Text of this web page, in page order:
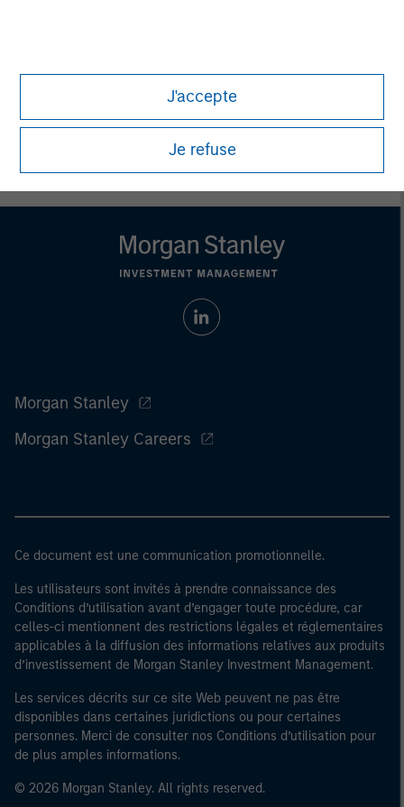
J'accepte
Je refuse
Morgan Stanley
Morgan Stanley Careers
Ce document est une communication promotionnelle.
Les utilisateurs sont invités à prendre connaissance des
Conditions d’utilisation avant d’engager toute procédure, car
celles-ci mentionnent des restrictions légales et réglementaires
applicables à la diffusion des informations relatives aux produits
d’investissement de Morgan Stanley Investment Management.
Les services décrits sur ce site Web peuvent ne pas être
disponibles dans certaines juridictions ou pour certaines
personnes. Merci de consulter nos Conditions d’utilisation pour
de plus amples informations.
© 2026 Morgan Stanley. All rights reserved.